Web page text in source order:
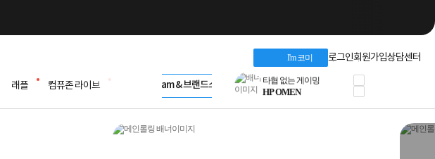
I'm 코미 로그인회원가입상담센터
래플 컴퓨존 라이브
LG gram & 브랜드스토어
Microsoft 브랜드스토어
AMD 브랜드스토어
Intel 브랜드스토어
혜택 PACK
Dell 구매 찬스
프로 에센셜
타협 없는 게이밍
HP OMEN
로지텍